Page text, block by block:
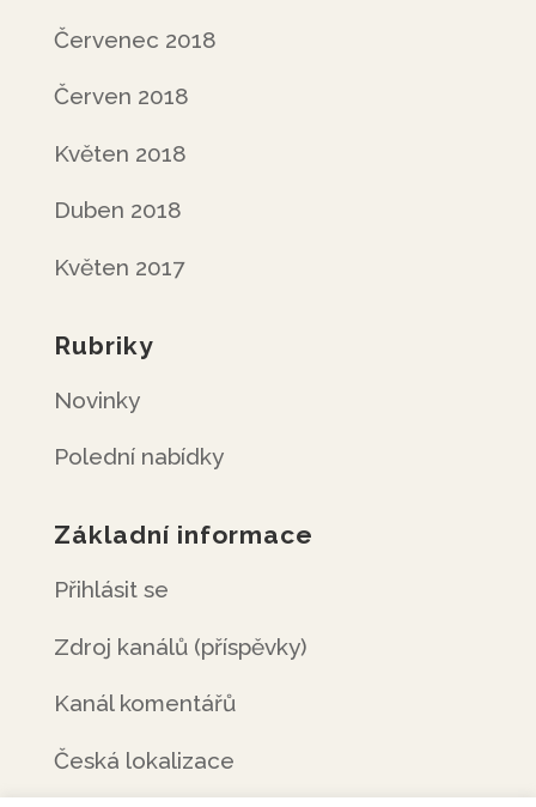
Červenec 2018
Červen 2018
Květen 2018
Duben 2018
Květen 2017
Rubriky
Novinky
Polední nabídky
Základní informace
Přihlásit se
Zdroj kanálů (příspěvky)
Kanál komentářů
Česká lokalizace